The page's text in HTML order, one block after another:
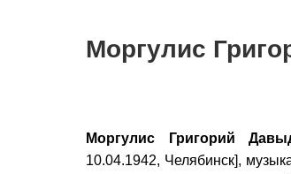
Моргулис
Моргулис Григорий
10.04.1942, Челябинск],